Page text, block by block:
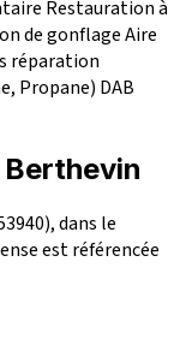
Restauration à
de gonflageAire
réparation
Propane) DAB
dans le
est référencée